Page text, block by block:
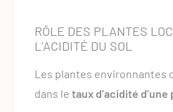
RÔLE DES PLANTES
L’ACIDITÉ DU SOL
Les plantes environnantes
dans le taux d’acidité d’une